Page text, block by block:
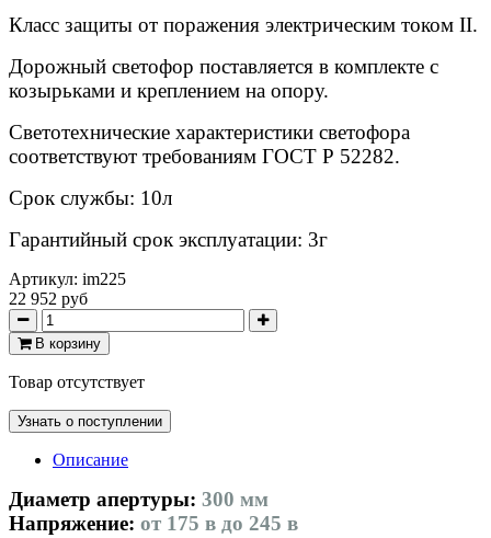
Класс защиты от поражения электрическим током II.
Дорожный светофор поставляется в комплекте с
козырьками и креплением на опору.
Светотехнические характеристики светофора
соответствуют требованиям ГОСТ Р 52282.
Срок службы: 10л
Гарантийный срок эксплуатации: 3г
Артикул: im225
22 952 руб
В корзину
Товар отсутствует
Узнать о поступлении
Описание
Диаметр апертуры: 300 мм
Напряжение: от 175 в до 245 в